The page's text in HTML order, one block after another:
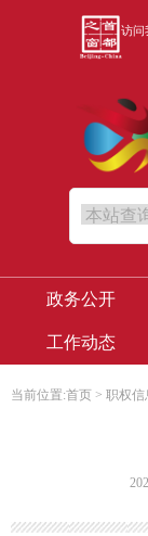
访问
政务公开
工作动态
当前位置:首页 > 职权信